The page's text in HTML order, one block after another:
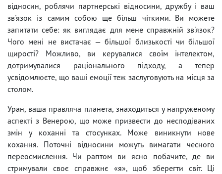
відносин, роблячи партнерські відносини, дружбу і ваш
зв'язок із самим собою ще більш чіткими. Ви можете
запитати себе: як виглядає для мене справжній зв'язок?
Чого мені не вистачає — більшої близькості чи більшої
щирості? Можливо, ви керувалися своїм інтелектом,
дотримувалися раціонального підходу, а тепер
усвідомлюєте, що ваші емоції теж заслуговують на місця за
столом.
Уран, ваша правляча планета, знаходиться у напруженому
аспекті з Венерою, що може призвести до несподіваних
змін у коханні та стосунках. Може виникнути нове
кохання. Поточні відносини можуть вимагати чесного
переосмислення. Чи раптом ви ясно побачите, де ви
стримували своє справжнє «я», щоб зберегти світ. Ці